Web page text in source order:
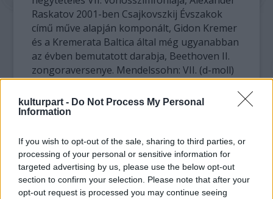
kulturpart - Do Not Process My Personal
Information
If you wish to opt-out of the sale, sharing to third parties, or
processing of your personal or sensitive information for
targeted advertising by us, please use the below opt-out
section to confirm your selection. Please note that after your
opt-out request is processed you may continue seeing
Raskatov 2001-ben Csajkovszkij Évszakok
című műve alapján komponált, Gidon Kremer
és a Kremerata Baltica által még ugyanabban
az évben bemutatott darabja, Beethoven II.
zongoraversenye. Mendelssohn: VII. (d-moll)
vonósszimfónia
Alexander Raskatov: The Season's Digest
(Csajkovszkij: Évszakok c. műve alapján)
Műsor:
Mendelssohn: VII. (d-moll) vonósszimfónia